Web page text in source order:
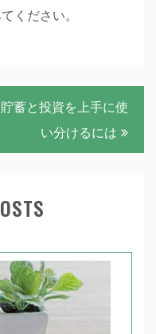
ください。
貯蓄と投資を上手に使
い分けるには